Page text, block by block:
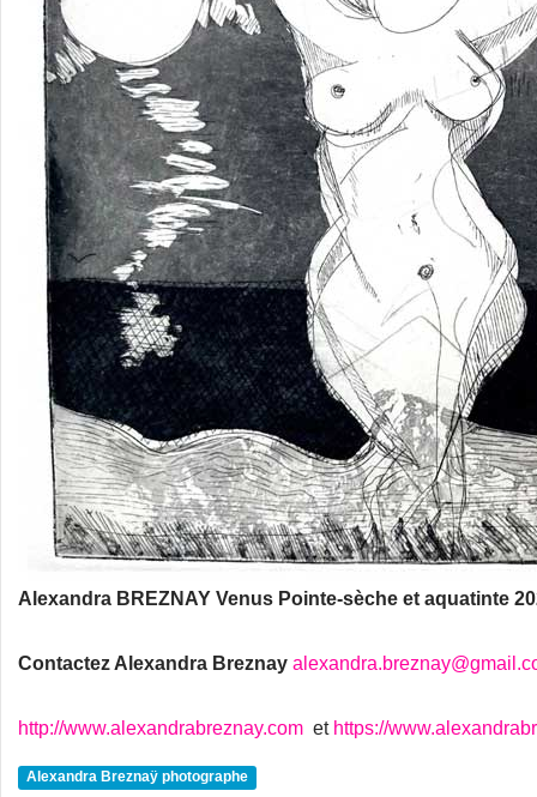
Alexandra BREZNAY Venus Pointe-sèche et aquatinte
Contactez Alexandra Breznay
http://www.alexandrabreznay.com et https://
Alexandra Breznaÿ photographe